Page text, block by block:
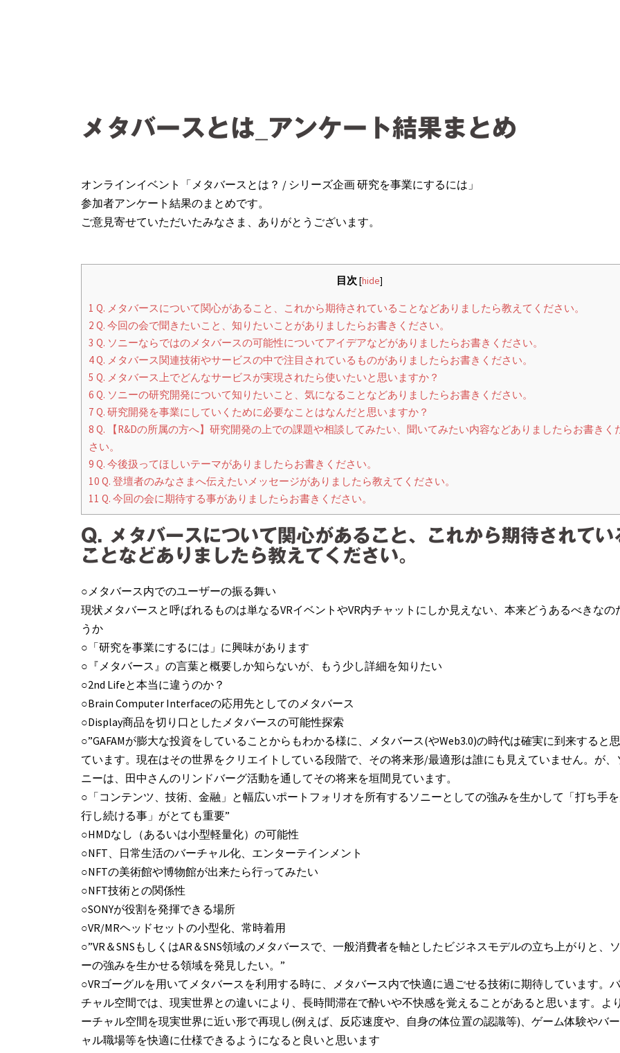
メタバースとは_アンケート結果まとめ
オンラインイベント「メタバースとは？ / シリーズ企画 研究を事業にするには」
参加者アンケート結果のまとめです。
ご意見寄せていただいたみなさま、ありがとうございます。
目次 [hide]
1 Q. メタバースについて関心があること、これから期待されていることなどありましたら教えてください。
2 Q. 今回の会で聞きたいこと、知りたいことがありましたらお書きください。
3 Q. ソニーならではのメタバースの可能性についてアイデアなどがありましたらお書きください。
4Q. メタバース関連技術やサービスの中で注目されているものがありましたらお書きください。
5 Q. メタバース上でどんなサービスが実現されたら使いたいと思いますか？
6 Q. ソニーの研究開発について知りたいこと、気になることなどありましたらお書きください。
7 Q. 研究開発を事業にしていくために必要なことはなんだと思いますか？
8 Q. 【R&Dの所属の方へ】研究開発の上での課題や相談してみたい、聞いてみたい内容などありましたらお書きく
さい。
9 Q. 今後扱ってほしいテーマがありましたらお書きください。
10 Q. 登壇者のみなさまへ伝えたいメッセージがありましたら教えてください。
11 Q. 今回の会に期待する事がありましたらお書きください。
Q. メタバースについて関心があること、これから期待されてい
ことなどありましたら教えてください。
○メタバース内でのユーザーの振る舞い
現状メタバースと呼ばれるものは単なるVRイベントやVR内チャットにしか見えない、本来どうあるべきなの
うか
○「研究を事業にするには」に興味があります
○『メタバース』の言葉と概要しか知らないが、もう少し詳細を知りたい
○2nd Lifeと本当に違うのか？
○Brain Computer Interfaceの応用先としてのメタバース
○Display商品を切り口としたメタバースの可能性探索
○”GAFAMが膨大な投資をしていることからもわかる様に、メタバース(やWeb3.0)の時代は確実に到来すると
ています。現在はその世界をクリエイトしている段階で、その将来形/最適形は誰にも見えていません。が、
ニーは、田中さんのリンドバーグ活動を通してその将来を垣間見ています。
○「コンテンツ、技術、金融」と幅広いポートフォリオを所有するソニーとしての強みを生かして「打ち手
行し続ける事」がとても重要”
○HMDなし（あるいは小型軽量化）の可能性
○NFT、日常生活のバーチャル化、エンターテインメント
○NFTの美術館や博物館が出来たら行ってみたい
○NFT技術との関係性
○SONYが役割を発揮できる場所
○VR/MRヘッドセットの小型化、常時着用
○”VR＆SNSもしくはAR＆SNS領域のメタバースで、一般消費者を軸としたビジネスモデルの立ち上がりと、
ーの強みを生かせる領域を発見したい。”
○VRゴーグルを用いてメタバースを利用する時に、メタバース内で快適に過ごせる技術に期待しています。
チャル空間では、現実世界との違いにより、長時間滞在で酔いや不快感を覚えることがあると思います。よ
ーチャル空間を現実世界に近い形で再現し(例えば、反応速度や、自身の体位置の認識等)、ゲーム体験やバ
ャル職場等を快適に仕様できるようになると良いと思います